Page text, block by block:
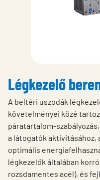
Légkezelő
A beltéri uszodák
követelményei közé
páratartalom-
a látogatók aktivitásához,
optimális
légkezelők általában
rozsdamentes acél), és